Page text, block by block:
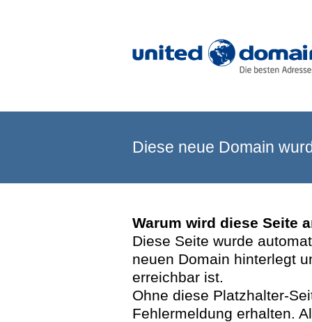
Diese neue Domain
Warum wird diese Seite
Diese Seite wurde
neuen Domain hinterlegt
erreichbar ist.
Ohne diese Platzhalter-
Fehlermeldung erhalten.